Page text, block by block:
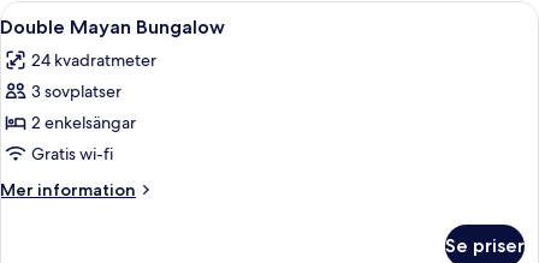
Öppna
alla
foton
för
Double
Mayan
Bungalow
Ett rum med en säng, vita gardiner
17
Double Mayan Bungalow
24 kvadratmeter
3 sovplatser
2 enkelsängar
Gratis wi-fi
Mer information
Mer
Se priser